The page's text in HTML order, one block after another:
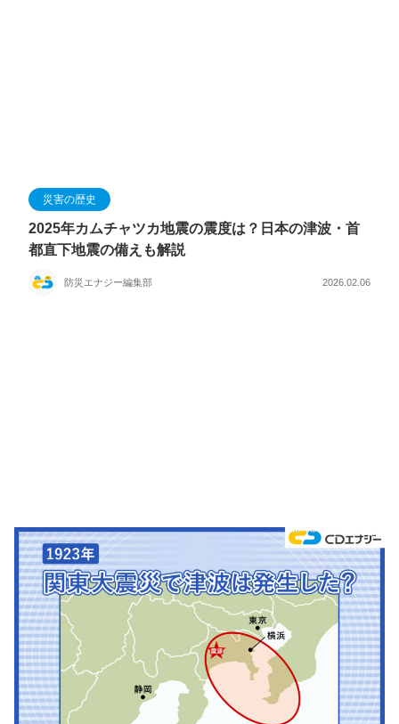
災害の歴史
2025年カムチャツカ地震の震度は？日本の津波・首
都直下地震の備えも解説
防災エナジー編集部 2026.02.06